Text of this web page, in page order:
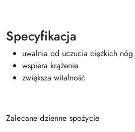
Specyfikacja
uwalnia od uczucia ciężkich nóg
wspiera krążenie
zwiększa witalność
Zalecane dzienne spożycie